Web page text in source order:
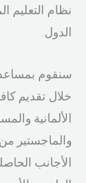
نظام التعليم
الدول.
سنقوم
خلال تقديم
الألمانية
والماجستير
الأجانب